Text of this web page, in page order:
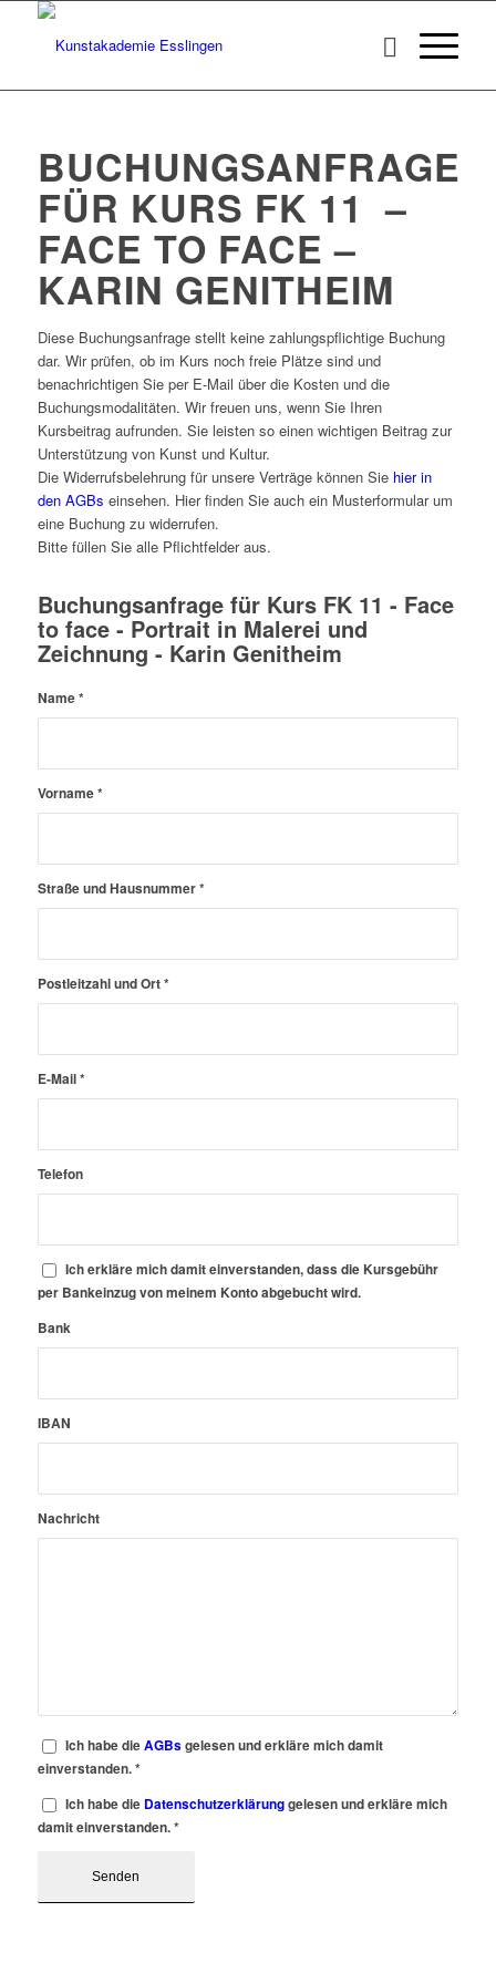
BUCHUNGSANFRAGE
FÜR KURS FK 11 –
FACE TO FACE –
KARIN GENITHEIM
Diese Buchungsanfrage stellt keine zahlungspflichtige Buchung
dar. Wir prüfen, ob im Kurs noch freie Plätze sind und
benachrichtigen Sie per E-Mail über die Kosten und die
Buchungsmodalitäten. Wir freuen uns, wenn Sie Ihren
Kursbeitrag aufrunden. Sie leisten so einen wichtigen Beitrag zur
Unterstützung von Kunst und Kultur.
Die Widerrufsbelehrung für unsere Verträge können Sie hier in
den AGBs einsehen. Hier finden Sie auch ein Musterformular um
eine Buchung zu widerrufen.
Bitte füllen Sie alle Pflichtfelder aus.
Buchungsanfrage für Kurs FK 11 - Face
to face - Portrait in Malerei und
Zeichnung - Karin Genitheim
Name*
Vorname*
Straße und Hausnummer*
Postleitzahl und Ort*
E-Mail*
Telefon
Ich erkläre mich damit einverstanden, dass die Kursgebühr
per Bankeinzug von meinem Konto abgebucht wird.
Bank
IBAN
Nachricht
Ich habe dieAGBsgelesen und erkläre mich damit
einverstanden.*
Ich habe die Datenschutzerklärunggelesen und erkläre mich
damit einverstanden.*